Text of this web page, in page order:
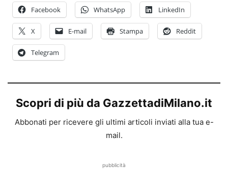
Facebook WhatsApp LinkedIn
X E-mail Stampa Reddit
Telegram
Scopri di più da GazzettadiMilano.it
Abbonati per ricevere gli ultimi articoli inviati alla tua e-
mail.
pubblicità